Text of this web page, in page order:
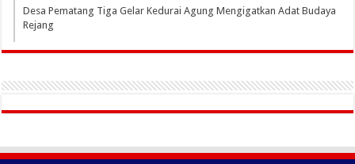
Desa Pematang Tiga Gelar Kedurai Agung Mengigatkan Adat Budaya
Rejang